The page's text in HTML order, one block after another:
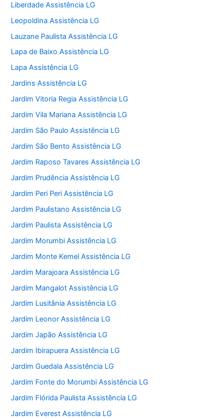
Liberdade Assistência LG
Leopoldina Assistência LG
Lauzane Paulista Assistência LG
Lapa de Baixo Assistência LG
Lapa Assistência LG
Jardins Assistência LG
Jardim Vitoria Regia Assistência LG
Jardim Vila Mariana Assistência LG
Jardim São Paulo Assistência LG
Jardim São Bento Assistência LG
Jardim Raposo Tavares Assistência LG
Jardim Prudência Assistência LG
Jardim Peri Peri Assistência LG
Jardim Paulistano Assistência LG
Jardim Paulista Assistência LG
Jardim Morumbi Assistência LG
Jardim Monte Kemel Assistência LG
Jardim Marajoara Assistência LG
Jardim Mangalot Assistência LG
Jardim Lusitânia Assistência LG
Jardim Leonor Assistência LG
Jardim Japão Assistência LG
Jardim Ibirapuera Assistência LG
Jardim Guedala Assistência LG
Jardim Fonte do Morumbi Assistência LG
Jardim Flórida Paulista Assistência LG
Jardim Everest Assistência LG